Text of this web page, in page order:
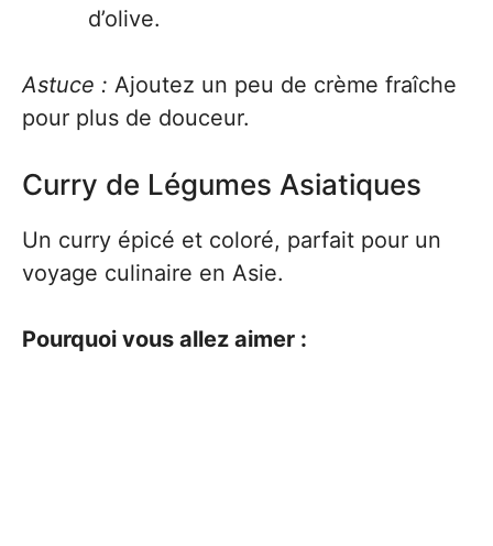
d’olive.
Astuce : Ajoutez un peu de crème fraîche
pour plus de douceur.
Curry de Légumes Asiatiques
Un curry épicé et coloré, parfait pour un
voyage culinaire en Asie.
Pourquoi vous allez aimer :